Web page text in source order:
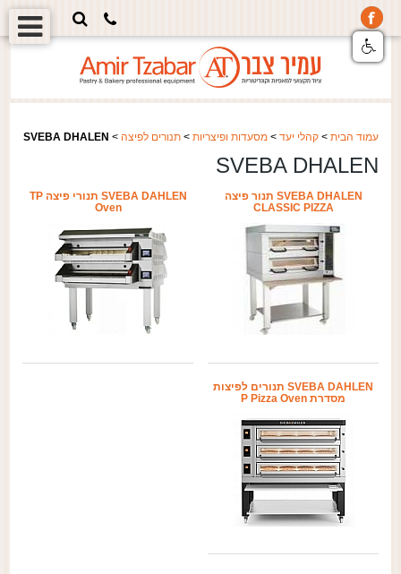
עמוד הבית> קהלי יעד> מסעדות ופיצריות> תנורים לפיצה>
SVEBA DHALEN
SVEBA DHALEN
SVEBA DHALEN תנור פיצה
CLASSIC PIZZA
SVEBA DAHLEN תנורי פיצה TP
Oven
SVEBA DAHLEN תנורים לפיצות
מסדרת P Pizza Oven